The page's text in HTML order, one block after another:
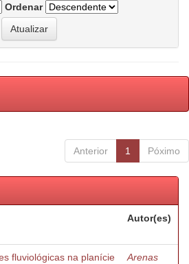
Ordenar
Anterior 1 Póximo
Autor(es)
fluviológicas na planície
Arenas